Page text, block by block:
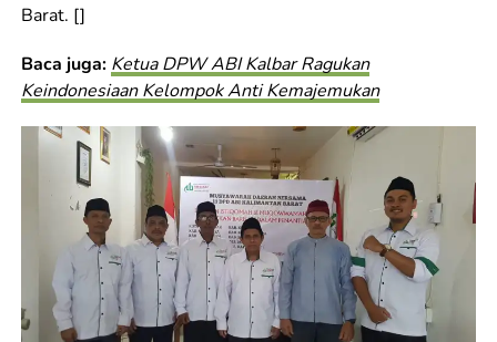
Barat. []
Baca juga: Ketua DPW ABI Kalbar Ragukan
Keindonesiaan Kelompok Anti Kemajemukan